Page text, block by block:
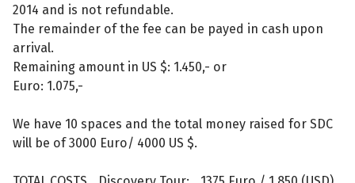
2014 and is not refundable.
The remainder of the fee can be payed in cash upon
arrival.
Remaining amount in US $: 1.450,- or
Euro: 1.075,-
We have 10 spaces and the total money raised for SDC
will be of 3000 Euro/ 4000 US $.